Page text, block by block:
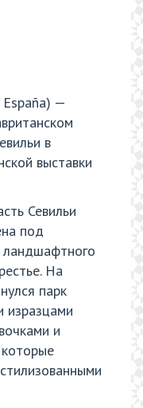
—
в
выставки
Севильи
под
ландшафтного
На
парк
изразцами
и